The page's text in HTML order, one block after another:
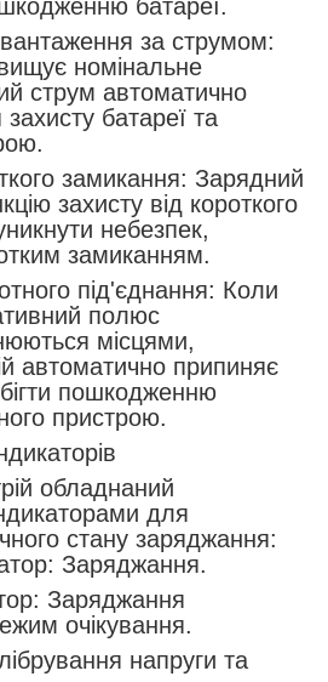
батареї.
за струмом:
номінальне
струм автоматично
батареї та
замикання: Зарядний
захисту від короткого
небезпек,
замиканням.
під'єднання: Коли
полюс
місцями,
автоматично припиняє
пошкодженню
пристрою.
обладнаний
для
стану заряджання:
Заряджання.
Заряджання
очікування.
напруги та